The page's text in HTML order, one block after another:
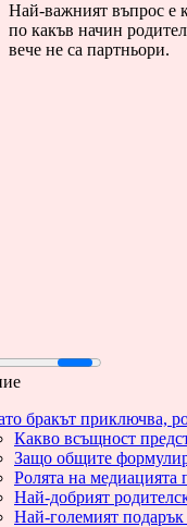
Най-важният въпрос е
по какъв начин
вече не са партньори.
бракът приключва,
Какво всъщност
Защо общите
Ролята на медиацията
Най-добрият
Най-големият подарък